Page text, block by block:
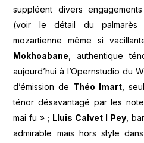
suppléent divers
(voir le détail du palmarès
mozartienne même si
Mokhoabane, authentique
aujourd’hui à l’Opernstudio du
d’émission de Théo Imart,
ténor désavantagé par les
mai fu » ; Lluis Calvet I Pey,
admirable mais hors style